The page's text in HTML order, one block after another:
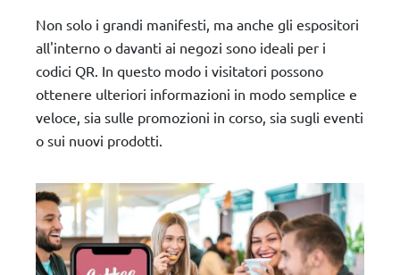
Non solo i grandi manifesti, ma anche gli espositori
all'interno o davanti ai negozi sono ideali per i
codici QR. In questo modo i visitatori possono
ottenere ulteriori informazioni in modo semplice e
veloce, sia sulle promozioni in corso, sia sugli eventi
o sui nuovi prodotti.